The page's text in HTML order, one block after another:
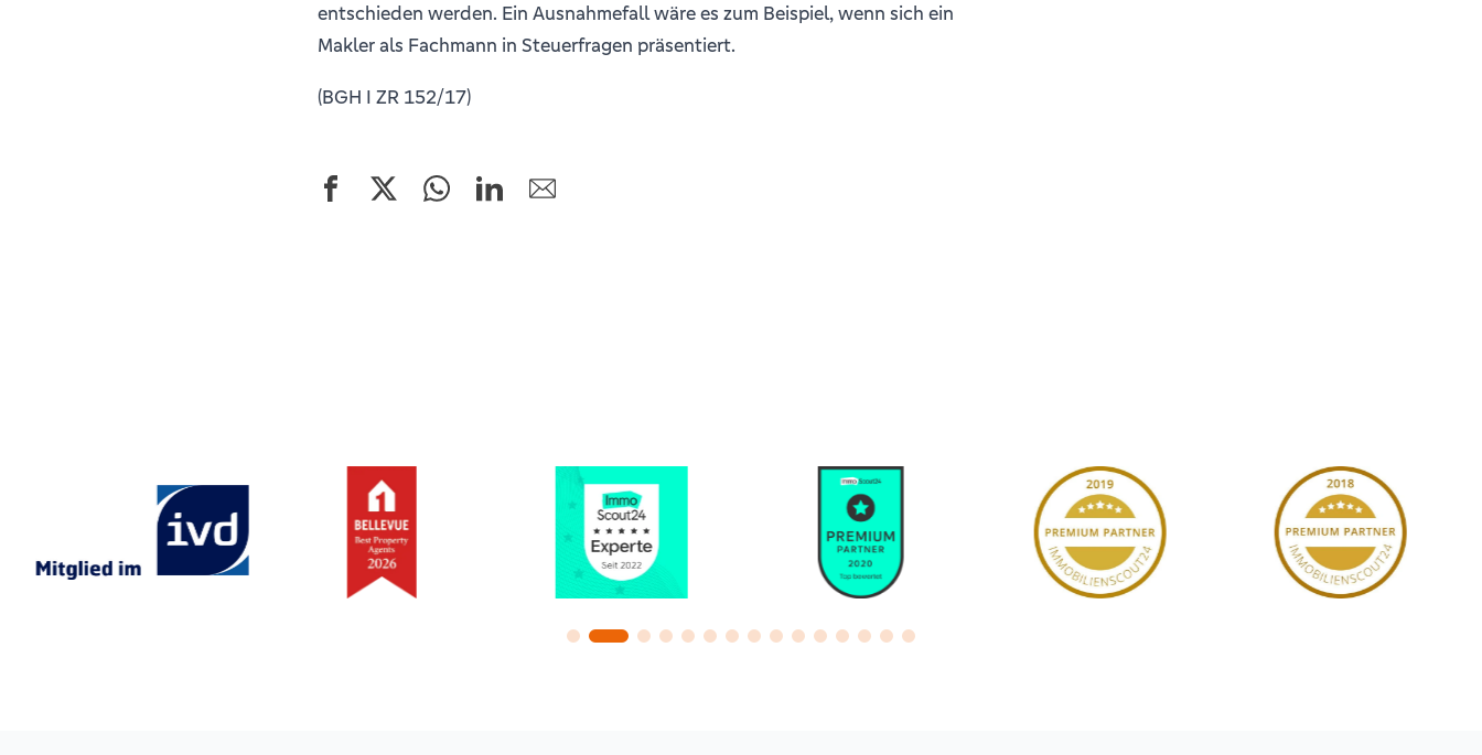
entschieden werden. Ein Ausnahmefall wäre es zum Beispiel, wenn sich ein
Makler als Fachmann in Steuerfragen präsentiert.
(BGH I ZR 152/17)